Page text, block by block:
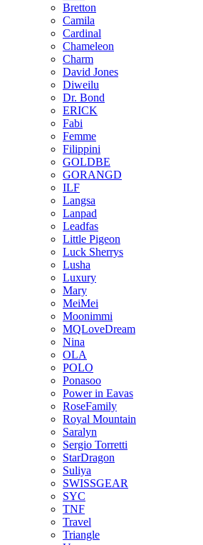
Bretton
Camila
Cardinal
Chameleon
Charm
David Jones
Diweilu
Dr. Bond
ERICK
Fabi
Femme
Filippini
GOLDBE
GORANGD
ILF
Langsa
Lanpad
Leadfas
Little Pigeon
Luck Sherrys
Lusha
Luxury
Mary
MeiMei
Moonimmi
MQLoveDream
Nina
OLA
POLO
Ponasoo
Power in Eavas
RoseFamily
Royal Mountain
Saralyn
Sergio Torretti
StarDragon
Suliya
SWISSGEAR
SYC
TNF
Travel
Triangle